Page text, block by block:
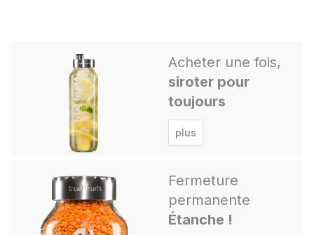
Acheter une fois,
siroter pour
toujours
plus
Fermeture
permanente
Étanche !